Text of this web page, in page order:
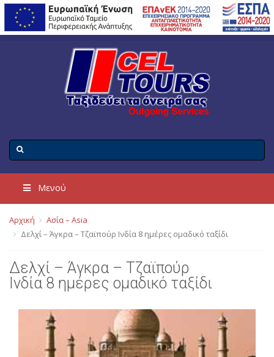
Μενού
Αρχική
Ασία – Asia
Δελχί – Άγκρα – Τζαϊπούρ Ινδία 8 ημέρες ομαδικό ταξίδι
Δελχί – Άγκρα – Τζαϊπούρ
Ινδία 8 ημέρες ομαδικό ταξίδι